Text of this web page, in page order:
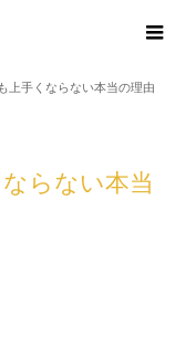
上手くならない本当の理由
らない本当